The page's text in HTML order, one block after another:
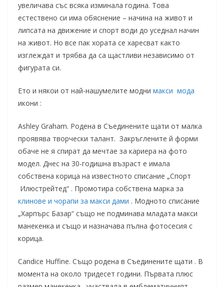
увеличава със всяка изминала година. Това
естествено си има обяснение – начина на живот и
липсата на движение и спорт води до уседнал начин
на живот. Но все пак хората се харесват както
изглеждат и трябва да са щастливи независимо от
фигурата си.
Ето и някои от най-нашумелите модни макси мода
икони :
Ashley Graham. Родена в Съединените щати от малка
проявява творчески талант. Закръглените й форми
обаче не я спират да мечтае за кариера на фото
модел. Днес на 30-годишна възраст е имала
собствена корица на известното списание „Спорт
Илюстрейтед“ . Промотира собствена марка за
клинове и чорапи за макси дами . Модното списание
„Харпърс Базар“ също не подминава младата макси
манекенка и също и назначава пълна фотосесия с
корица.
Candice Huffine. Също родена в Съединените щати . В
момента на около тридесет години. Първата плюс